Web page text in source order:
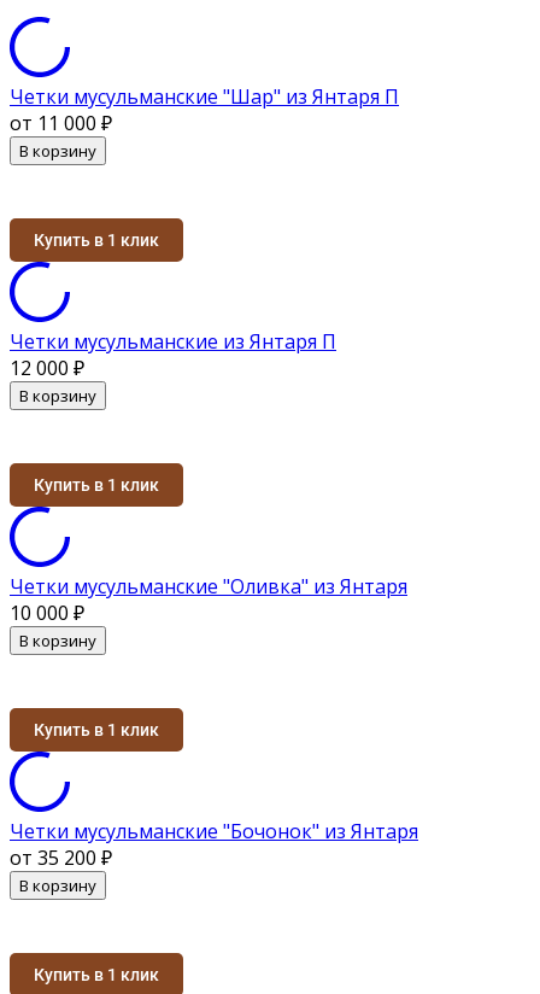
Четки мусульманские "Шар" из Янтаря П
от 11 000 ₽
В корзину
Купить в 1 клик
Четки мусульманские из Янтаря П
12 000 ₽
В корзину
Купить в 1 клик
Четки мусульманские "Оливка" из Янтаря
10 000 ₽
В корзину
Купить в 1 клик
Четки мусульманские "Бочонок" из Янтаря
от 35 200 ₽
В корзину
Купить в 1 клик